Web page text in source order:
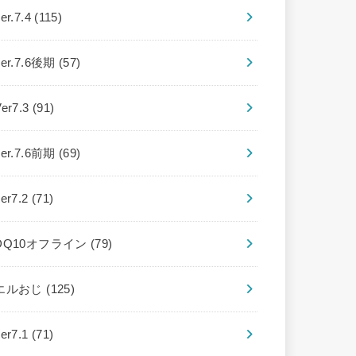
(115)
後期 (57)
(91)
前期 (69)
(71)
オフライン (79)
ルおじ (125)
(71)